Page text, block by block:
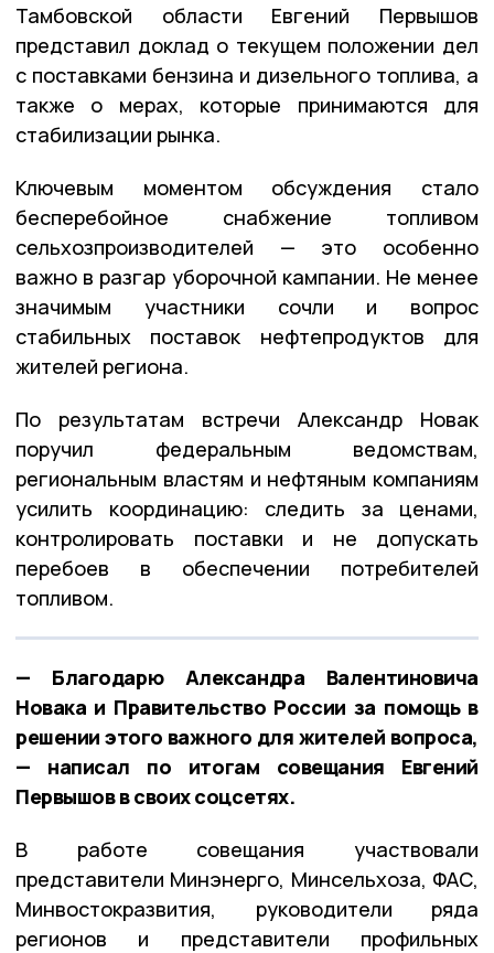
Тамбовской области Евгений Первышов
представил доклад о текущем положении дел
с поставками бензина и дизельного топлива, а
также о мерах, которые принимаются для
стабилизации рынка.
Ключевым моментом обсуждения стало
бесперебойное снабжение топливом
сельхозпроизводителей — это особенно
важно в разгар уборочной кампании. Не менее
значимым участники сочли и вопрос
стабильных поставок нефтепродуктов для
жителей региона.
По результатам встречи Александр Новак
поручил федеральным ведомствам,
региональным властям и нефтяным компаниям
усилить координацию: следить за ценами,
контролировать поставки и не допускать
перебоев в обеспечении потребителей
топливом.
— Благодарю Александра Валентиновича
Новака и Правительство России за помощь в
решении этого важного для жителей вопроса,
— написал по итогам совещания Евгений
Первышов в своих соцсетях.
В работе совещания участвовали
представители Минэнерго, Минсельхоза, ФАС,
Минвостокразвития, руководители ряда
регионов и представители профильных